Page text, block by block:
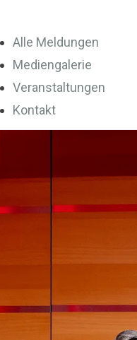
Alle Meldungen
Mediengalerie
Veranstaltungen
Kontakt